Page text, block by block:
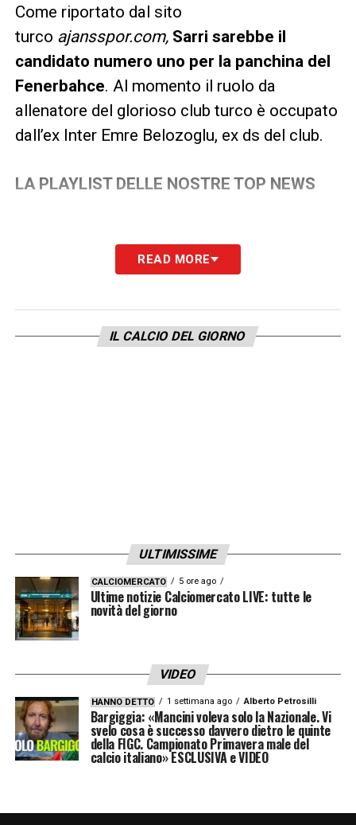
Come riportato dal sito
turco ajansspor.com, Sarri sarebbe il
candidato numero uno per la panchina del
Fenerbahce. Al momento il ruolo da
allenatore del glorioso club turco è occupato
dall’ex Inter Emre Belozoglu, ex ds del club.
LA PLAYLIST DELLE NOSTRE TOP NEWS
READ MORE
IL CALCIO DEL GIORNO
ULTIMISSIME
CALCIOMERCATO 5 ore ago
Ultime notizie Calciomercato LIVE: tutte le
novità del giorno
VIDEO
HANNO DETTO 1 settimana ago Alberto Petrosilli
Bargiggia: «Mancini voleva solo la Nazionale. Vi
svelo cosa è successo davvero dietro le quinte
della FIGC. Campionato Primavera male del
calcio italiano» ESCLUSIVA e VIDEO